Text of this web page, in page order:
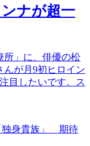
ナが超一
所」に、俳優の松
んが月9初ヒロイン
目したいです。ス